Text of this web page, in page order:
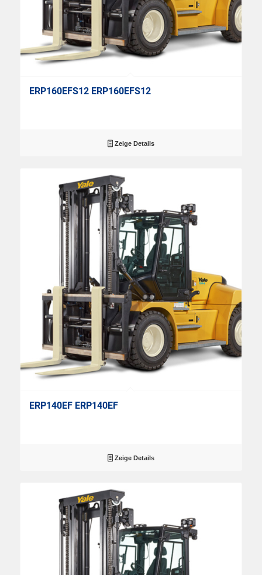
ERP160EFS12 ERP160EFS12
Zeige Details
ERP140EF ERP140EF
Zeige Details